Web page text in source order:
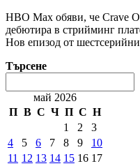
HBO Max обяви, че Crave
дебютира в стрийминг
Нов епизод от
Търсене
май 2026
П В С Ч П С Н
1
2
3
4
5 6 7 8 9
10
11 12 13 14 15 16 17